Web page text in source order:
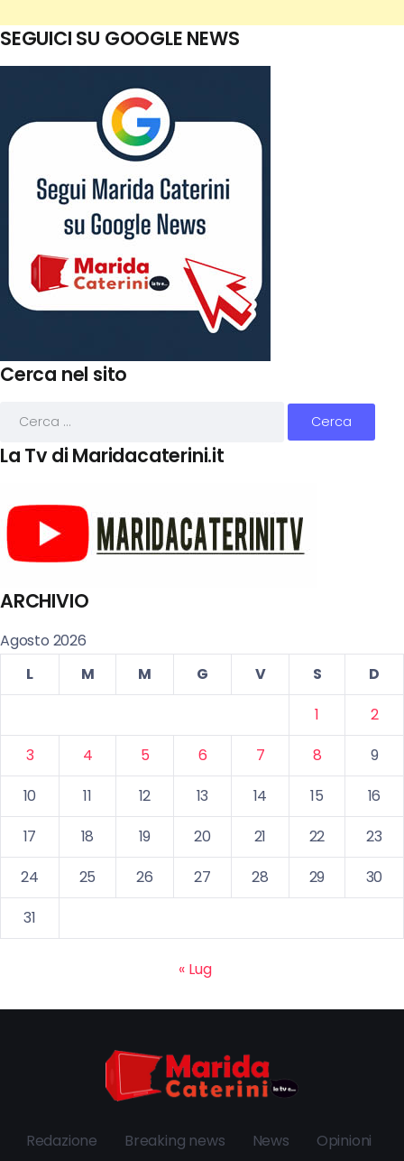
SEGUICI SU GOOGLE NEWS
Cerca nel sito
La Tv di Maridacaterini.it
ARCHIVIO
Agosto 2026
L
M M G V S
D
1
2
3
4 5 6 7 8
9
10
11 12 13 14 15
16
17
18 19 20 21 22
23
24
25 26 27 28 29
30
31
« Lug
Redazione Breaking news News Opinioni